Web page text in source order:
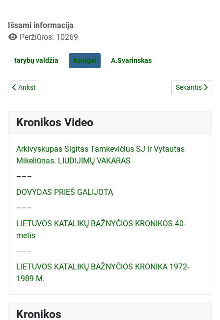
Išsami informacija
Peržiūros: 10269
tarybų valdžia kunigai A.Svarinskas
Ankstesnis straipsnis: Konvencija dėl kovos su diskriminacija
Ankst Kitas
Sekantis
Kronikos Video
Arkivyskupas Sigitas Tamkevičius SJ ir Vytautas
Mikeliūnas. LIUDIJIMŲ VAKARAS
–––
DOVYDAS PRIEŠ GALIJOTĄ
–––
LIETUVOS KATALIKŲ BAŽNYČIOS KRONIKOS 40-
metis
–––
LIETUVOS KATALIKŲ BAŽNYČIOS KRONIKA 1972-
1989 M.
Kronikos